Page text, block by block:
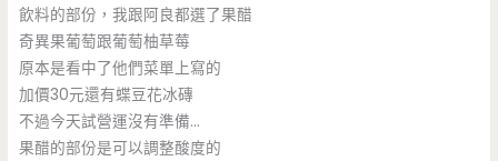
飲料的部份，我跟阿良都選了果醋
奇異果葡萄跟葡萄柚草莓
原本是看中了他們菜單上寫的
加價30元還有蝶豆花冰磚
不過今天試營運沒有準備…
果醋的部份是可以調整酸度的